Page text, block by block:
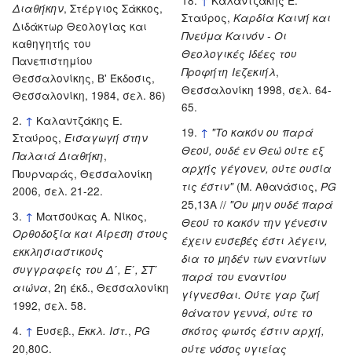
Διαθήκην, Στέργιος Σάκκος,
Διδάκτωρ Θεολογίας και
καθηγητής του
Πανεπιστημίου
Θεσσαλονίκης, Β' Έκδοσις,
Θεσσαλονίκη, 1984, σελ. 86)
↑ Καλαντζάκης Ε.
Σταύρος, Εισαγωγή στην
Παλαιά Διαθήκη,
Πουρναράς, Θεσσαλονίκη
2006, σελ. 21-22.
↑ Ματσούκας Α. Νίκος,
Ορθοδοξία και Αίρεση στους
εκκλησιαστικούς
συγγραφείς του Δ΄, Ε΄, ΣΤ΄
αιώνα, 2η έκδ., Θεσσαλονίκη
1992, σελ. 58.
↑ Ευσεβ., Εκκλ. Ιστ., PG
20,80C.
Σταύρος,Καρδία Καινή και
Πνεύμα Καινόν - Οι
Θεολογικές Ιδέες του
Προφήτη Ιεζεκιήλ,
Θεσσαλονίκη 1998, σελ. 64-
65.
↑ "Το κακόν ου παρά
Θεού, ουδέ εν Θεώ ούτε εξ
αρχής γέγονεν, ούτε ουσία
τις έστιν"(Μ. Αθανάσιος,ΡG
25,13Α // "Ου μην ουδέ παρά
Θεού το κακόν την γένεσιν
έχειν ευσεβές έστι λέγειν,
δια το μηδέν των εναντίων
παρά του εναντίου
γίγνεσθαι. Ούτε γαρ ζωή
θάνατον γεννά, ούτε το
σκότος φωτός έστιν αρχή,
ούτε νόσος υγιείας